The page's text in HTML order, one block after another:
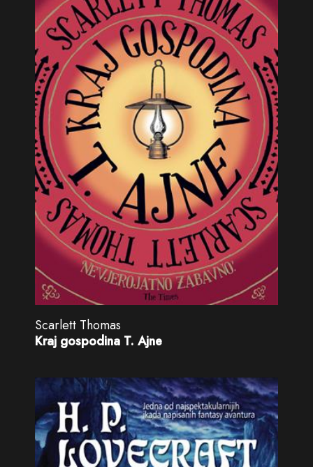
Scarlett Thomas
Kraj gospodina T. Ajne